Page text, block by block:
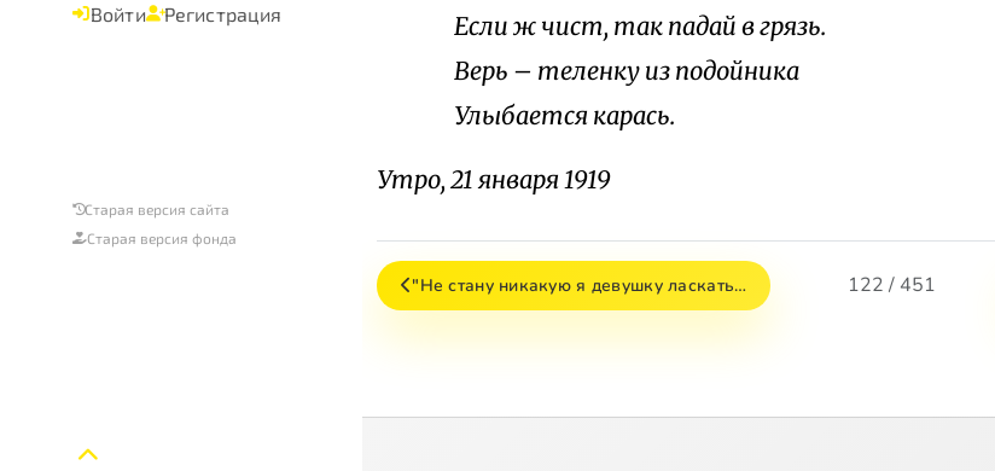
Войти Регистрация
Старая версия сайта
Старая версия фонда
Если ж чист, так падай в грязь.
Верь – теленку из подойника
Улыбается карась.
Утро, 21 января 1919
"Не стану никакую я девушку ласкать… 122 / 451